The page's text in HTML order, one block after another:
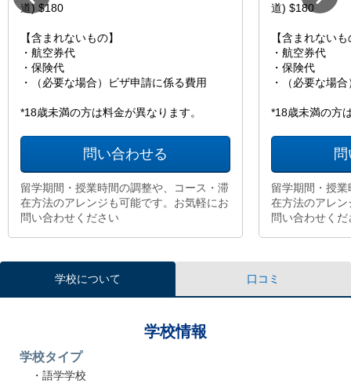
道) $180
【含まれないもの】
・航空券代
・保険代
・（必要な場合）ビザ申請に係る費用
*18歳未満の方は料金が異なります。
問い合わせる
留学期間・授業時間の調整や、コース・滞
在方法のアレンジも可能です。お気軽にお
問い合わせください
道) $180
【含まれない
・航空券代
・保険代
・（必要な場
*18歳未満の方
留学期間・授
在方法のアレ
問い合わせくだ
学校について 口コミ
学校情報
学校タイプ
・語学学校